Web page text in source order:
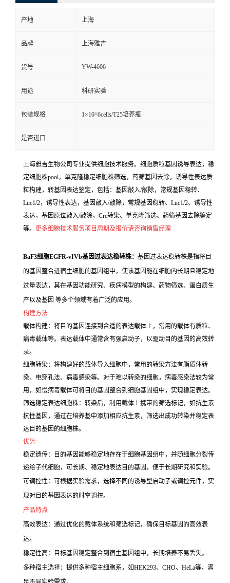
产地 上海
品牌 上海雅吉
货号 YW-4606
用途 科研实验
包装规格 1×10^6cells/T25培养瓶
是否进口
上海雅吉生物公司专业提供细胞技术服务。细胞质粒基因诱导表达，稳
定细胞株pool，单克隆稳定细胞株筛选，药筛基因去除，诱导性表达质
粒构建，转基因表达鉴定，包括：基因敲入/敲除，常规基因稳转、
Luc1/2，诱导性表达，基因敲入/敲除，常规基因稳转、Luc1/2、诱导性
表达，基因原位敲入/敲除，Cre转染、单克隆筛选、药筛基因去除鉴定
等。 更多细胞技术服务项目周期及报价请咨询销售经理
BaF3细胞EGFR-vIVb基因过表达稳转株： 基因过表达稳转株是指将目
的基因整合进宿主细胞的基因组中，使该基因能在细胞内长期且稳定地
过量表达，其在基因功能研究、疾病模型的构建、药物筛选、蛋白质生
产以及基因 等多个领域有着广泛的应用。
构建方法
载体构建：将目的基因连接到合适的表达载体上，常用的载体有质粒、
病毒载体等。表达载体中通常含有强启动子，以驱动目的基因的高效转
录。
细胞转染：将构建好的载体导入细胞中，常用的转染方法有脂质体转
染、电穿孔法、病毒感染等。对于难以转染的细胞，病毒感染法较为常
用，如慢病毒载体可将目的基因整合到细胞基因组中，实现稳定表达。
筛选稳定表达细胞株：转染后，利用载体上携带的筛选标记，如抗生素
抗性基因，通过在培养基中添加相应抗生素，筛选出成功转染并稳定表
达目的基因的细胞株。
优势
稳定遗传：目的基因能够稳定地存在于细胞基因组中，并随细胞分裂传
递给子代细胞，可长期、稳定地表达目的基因，便于长期研究和实验。
可调控性：可根据实验需求，选择不同的诱导型启动子或调控元件，实
现对目的基因表达的时空调控。
产品特点
高效表达：通过优化的载体系统和筛选标记，确保目标基因的高效表
达。
稳定性高：目标基因稳定整合到宿主基因组中，长期培养不易丢失。
多种宿主选择：提供多种宿主细胞系，如HEK293、CHO、HeLa等，满